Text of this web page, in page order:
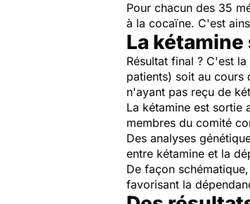
Pour chacun des 35
à la cocaïne. C'est
La
Résultat final ? C'est
patients) soit au cours
n'ayant pas reçu de
La kétamine est sortie
membres du comité
Des analyses
entre kétamine et la
De façon
favorisant la